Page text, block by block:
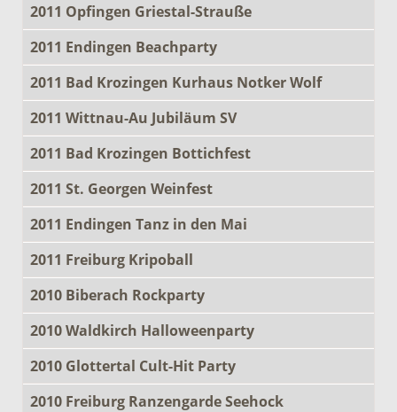
2011 Opfingen Griestal-Strauße
2011 Endingen Beachparty
2011 Bad Krozingen Kurhaus Notker Wolf
2011 Wittnau-Au Jubiläum SV
2011 Bad Krozingen Bottichfest
2011 St. Georgen Weinfest
2011 Endingen Tanz in den Mai
2011 Freiburg Kripoball
2010 Biberach Rockparty
2010 Waldkirch Halloweenparty
2010 Glottertal Cult-Hit Party
2010 Freiburg Ranzengarde Seehock